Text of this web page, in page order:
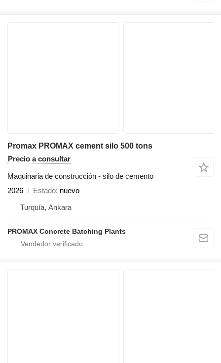
Promax PROMAX cement silo 500 tons
Precio a consultar
Maquinaria de construcción - silo de cemento
2026
Estado nuevo
Turquía, Ankara
PROMAX Concrete Batching Plants